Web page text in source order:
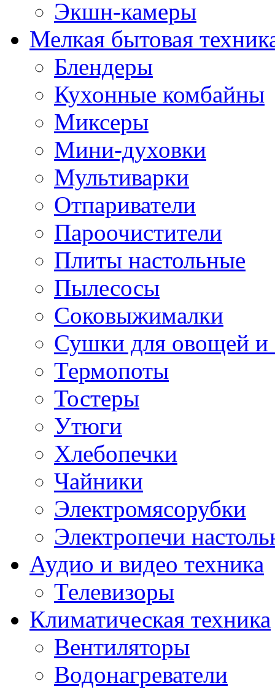
Экшн-камеры
Мелкая бытовая
Блендеры
Кухонные комбайны
Миксеры
Мини-духовки
Мультиварки
Отпариватели
Пароочистители
Плиты настольные
Пылесосы
Соковыжималки
Сушки для овощей и
Термопоты
Тостеры
Утюги
Хлебопечки
Чайники
Электромясорубки
Электропечи
Аудио и видео техника
Телевизоры
Климатическая техника
Вентиляторы
Водонагреватели